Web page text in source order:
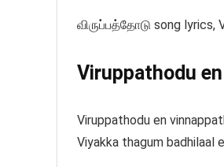
விருப்பத்தோடு song lyrics,
Viruppathodu
Viruppathodu en
Viyakka thagum badhilaal